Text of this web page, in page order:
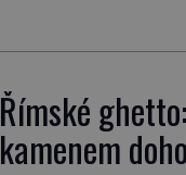
Římské
kamenem